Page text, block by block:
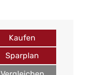
Kaufen
Sparplan